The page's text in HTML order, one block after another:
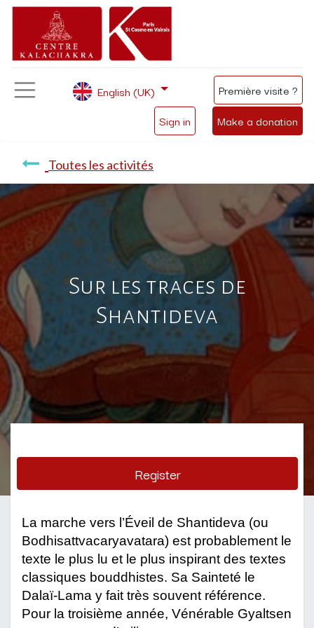
Sign in Make a donation
English (UK) Première visite ?
Toutes les activités
Sur les traces de
Shantideva
Register
La marche vers l’Éveil de Shantideva (ou
Bodhisattvacaryavatara) est probablement le
texte le plus lu et le plus inspirant des textes
classiques bouddhistes. Sa Sainteté le
Dalaï-Lama y fait très souvent référence.
Pour la troisième année, Vénérable Gyaltsen